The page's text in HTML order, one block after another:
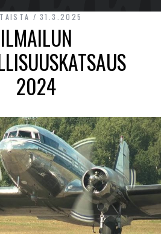
31.3.2025
ILMAILUN
2024